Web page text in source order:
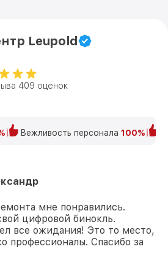
Leupold
409 оценок
Вежливость персонала 100%
мне понравились.
цифровой бинокль.
все ожидания! Это то место,
профессионалы. Спасибо за